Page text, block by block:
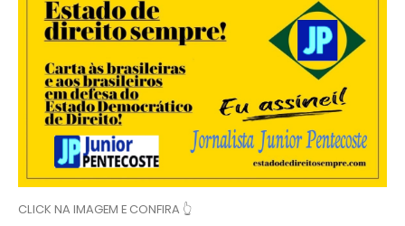
CLICK NA IMAGEM E CONFIRA 👆